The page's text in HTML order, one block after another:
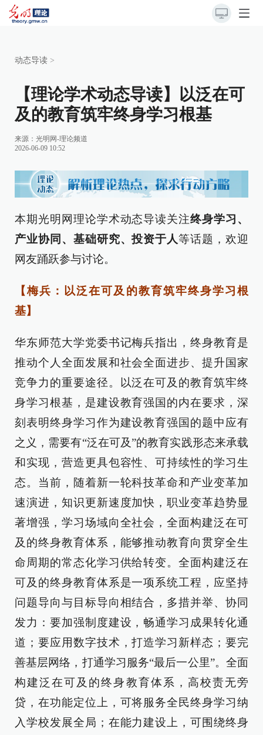
动态导读 >
【理论学术动态导读】以泛在可
及的教育筑牢终身学习根基
来源： 光明网-理论频道
2026-06-09 10:52
本期光明网理论学术动态导读关注终身学习、
产业协同、基础研究、投资于人等话题，欢迎
网友踊跃参与讨论。
【梅兵：以泛在可及的教育筑牢终身学习根
基】
华东师范大学党委书记梅兵指出，终身教育是
推动个人全面发展和社会全面进步、提升国家
竞争力的重要途径。以泛在可及的教育筑牢终
身学习根基，是建设教育强国的内在要求，深
刻表明终身学习作为建设教育强国的题中应有
之义，需要有“泛在可及”的教育实践形态来承载
和实现，营造更具包容性、可持续性的学习生
态。当前，随着新一轮科技革命和产业变革加
速演进，知识更新速度加快，职业变革趋势显
著增强，学习场域向全社会，全面构建泛在可
及的终身教育体系，能够推动教育向贯穿全生
命周期的常态化学习供给转变。全面构建泛在
可及的终身教育体系是一项系统工程，应坚持
问题导向与目标导向相结合，多措并举、协同
发力：要加强制度建设，畅通学习成果转化通
道；要应用数字技术，打造学习新样态；要完
善基层网络，打通学习服务“最后一公里”。全面
构建泛在可及的终身教育体系，高校责无旁
贷，在功能定位上，可将服务全民终身学习纳
入学校发展全局；在能力建设上，可围绕终身